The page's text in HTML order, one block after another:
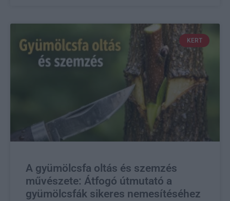
KERT
A gyümölcsfa oltás és szemzés
művészete: Átfogó útmutató a
gyümölcsfák sikeres nemesítéséhez